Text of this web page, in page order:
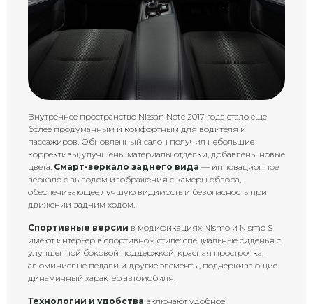
Внутреннее пространство Nissan Note 2017 года стало еще
более продуманным и комфортным для водителя и
пассажиров. Обновленный салон получил небольшие
коррективы, улучшены материалы отделки, добавлены новые
цвета. Смарт-зеркало заднего вида — инновационное
зеркало с выводом изображения с камеры обзора,
обеспечивающее лучшую видимость и безопасность при
движении задним ходом.
Спортивные версии в модификациях Nismo и Nismo S
имеют интерьер в спортивном стиле: специальные сиденья с
улучшенной боковой поддержкой, красная прострочка,
алюминиевые педали и другие элементы, подчеркивающие
динамичный характер автомобиля.
Технологии и удобства включают удобное